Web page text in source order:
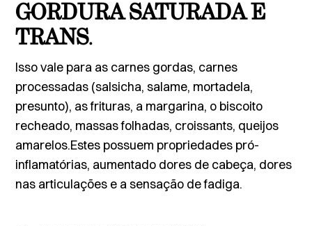
GORDURA SATURADA E
TRANS.
Isso vale para as carnes gordas, carnes
processadas (salsicha, salame, mortadela,
presunto), as frituras, a margarina, o biscoito
recheado, massas folhadas, croissants, queijos
amarelos.Estes possuem propriedades pró-
inflamatórias, aumentado dores de cabeça, dores
nas articulações e a sensação de fadiga.